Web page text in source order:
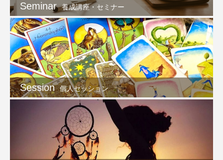
Seminar 養成講座・セミナー
Session 個人セッション